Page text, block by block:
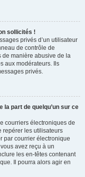
sollicités !
privés d’un utilisateur
de contrôle de
de manière abusive de la
aux modérateurs. Ils
privés.
la part de quelqu’un sur ce
courriers électroniques de
repérer les utilisateurs
par courrier électronique
avez reçu à un
les en-têtes contenant
Il pourra alors agir en